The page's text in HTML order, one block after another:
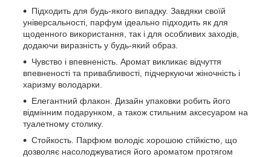
Підходить для будь-якого випадку. Завдяки своїй
універсальності, парфум ідеально підходить як для
щоденного використання, так і для особливих заходів,
додаючи виразність у будь-який образ.
Чувство і впевненість. Аромат викликає відчуття
впевненості та привабливості, підчеркуючи жіночність і
харизму володарки.
Елегантний флакон. Дизайн упаковки робить його
відмінним подарунком, а також стильним аксесуаром на
туалетному столику.
Стойкость. Парфюм володіє хорошою стійкістю, що
дозволяє насолоджуватися його ароматом протягом